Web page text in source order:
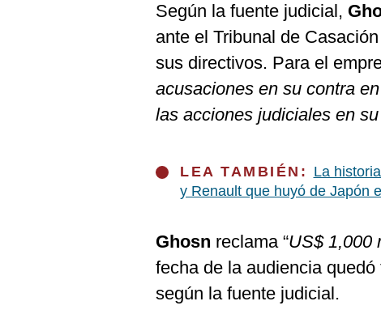
Según la fuente judicial,
ante el Tribunal de
sus directivos. Para el
acusaciones en su contra
las acciones judiciales en su
LEA TAMBIÉN: La
y Renault que huyó de Japón
Ghosn reclama “US$ 1,000
fecha de la audiencia
según la fuente judicial.